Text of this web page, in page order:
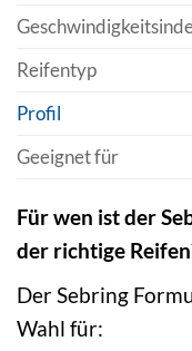
Reifentyp
Profil
Geeignet für
Für wen ist der
der richtige
Der Sebring
Wahl für: